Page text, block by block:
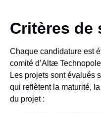
Critères de
Chaque candidature est
comité d’Altæ
Les projets sont évalués
qui reflètent la maturité,
du projet :